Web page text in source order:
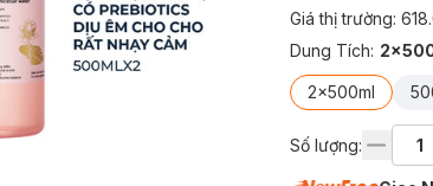
Giá thị trường:
Dung Tích:
2x500ml
Số lượng: